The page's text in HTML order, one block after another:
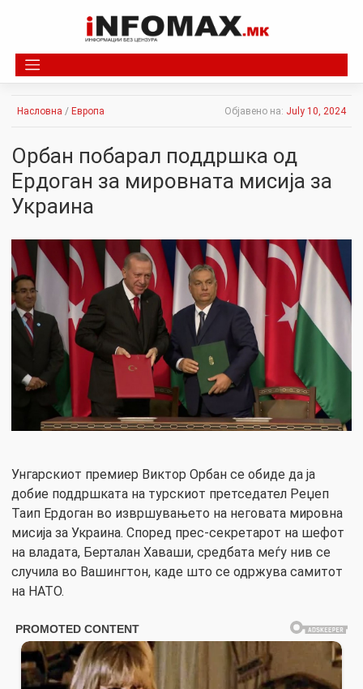
Насловна / Европа Објавено на: July 10, 2024
Орбан побарал поддршка од
Ердоган за мировната мисија за
Украина
Унгарскиот премиер Виктор Орбан се обиде да ја
добие поддршката на турскиот претседател Реџеп
Таип Ердоган во извршувањето на неговата мировна
мисија за Украина. Според прес-секретарот на шефот
на владата, Берталан Хаваши, средбата меѓу нив се
случила во Вашингтон, каде што се одржува самитот
на НАТО.